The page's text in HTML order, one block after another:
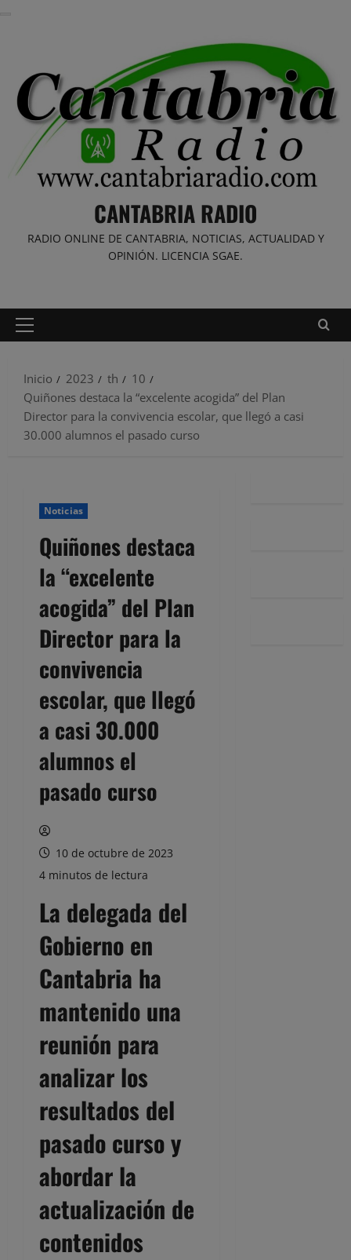
CANTABRIA RADIO
RADIO ONLINE DE CANTABRIA, NOTICIAS, ACTUALIDAD Y
OPINIÓN. LICENCIA SGAE.
Menú
Inicio
2023 th
10
Quiñones destaca la “excelente acogida” del Plan
Director para la convivencia escolar, que llegó a casi
30.000 alumnos el pasado curso
Noticias
Quiñones destaca
la “excelente
acogida” del Plan
Director para la
convivencia
escolar, que llegó
a casi 30.000
alumnos el
pasado curso
10 de octubre de 2023
4 minutos de lectura
La delegada del
Gobierno en
Cantabria ha
mantenido una
reunión para
analizar los
resultados del
pasado curso y
abordar la
actualización de
contenidos